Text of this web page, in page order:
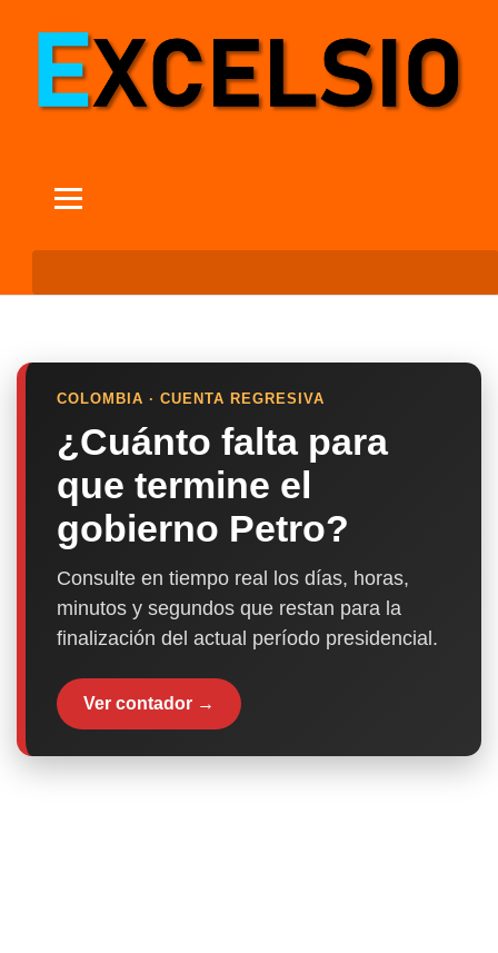
COLOMBIA · CUENTA REGRESIVA
¿Cuánto falta para
que termine el
gobierno Petro?
Consulte en tiempo real los días, horas,
minutos y segundos que restan para la
finalización del actual período presidencial.
Ver contador →